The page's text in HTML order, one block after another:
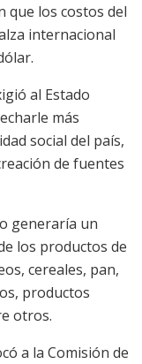
que los costos del
internacional
al Estado
más
social del país,
de fuentes
generaría un
los productos de
cereales, pan,
productos
otros.
a la Comisión de